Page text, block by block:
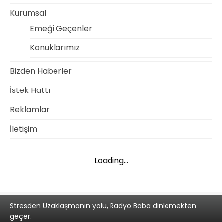
Kurumsal
Emeği Geçenler
Konuklarımız
Bizden Haberler
İstek Hattı
Reklamlar
İletişim
Loading...
Stresden Uzaklaşmanın yolu, Radyo Baba dinlemekten
geçer.